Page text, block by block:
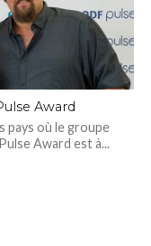
Award
pays où le groupe
Award est à...